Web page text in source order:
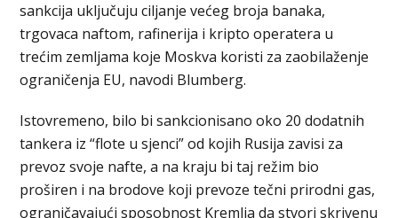
sankcija uključuju ciljanje većeg broja banaka,
trgovaca naftom, rafinerija i kripto operatera u
trećim zemljama koje Moskva koristi za zaobilaženje
ograničenja EU, navodi Blumberg.
Istovremeno, bilo bi sankcionisano oko 20 dodatnih
tankera iz “flote u sјenci” od kojih Rusija zavisi za
prevoz svoje nafte, a na kraju bi taj režim bio
proširen i na brodove koji prevoze tečni prirodni gas,
ograničavajući sposobnost Kremlja da stvori skrivenu